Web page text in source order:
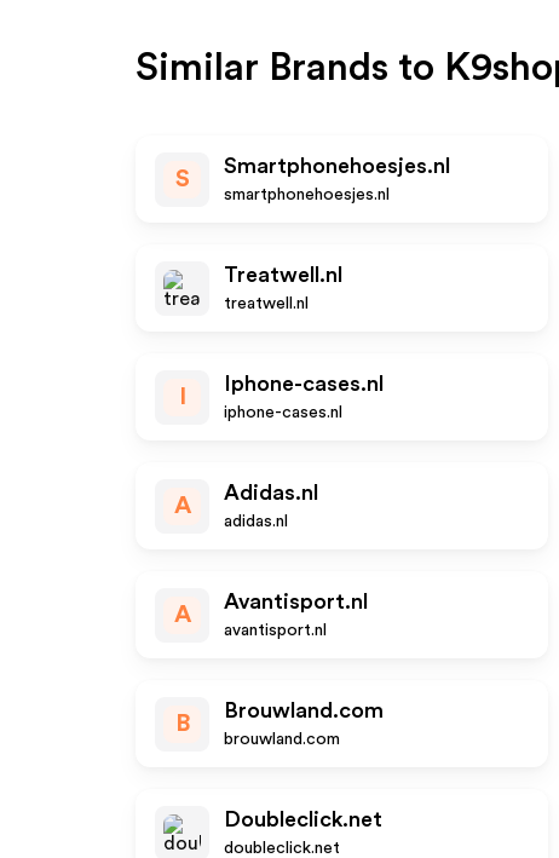
Similar Brands to
S
Smartphonehoesjes.nl
smartphonehoesjes.nl
Treatwell.nl
treatwell.nl
Iphone-cases.nl
iphone-cases.nl
A
Adidas.nl
adidas.nl
A
Avantisport.nl
avantisport.nl
B
Brouwland.com
brouwland.com
Doubleclick.net
doubleclick.net